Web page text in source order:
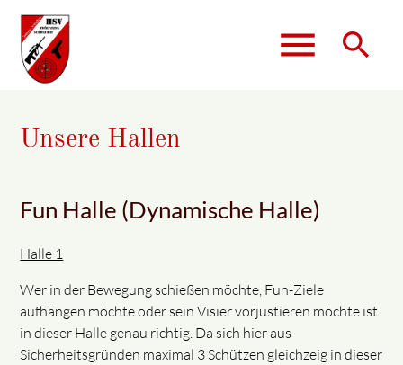
menu search
Suchbegriffe
Unsere Hallen
Fun Halle (Dynamische Halle)
Halle 1
Wer in der Bewegung schießen möchte, Fun-Ziele
aufhängen möchte oder sein Visier vorjustieren möchte ist
in dieser Halle genau richtig. Da sich hier aus
Sicherheitsgründen maximal 3 Schützen gleichzeig in dieser